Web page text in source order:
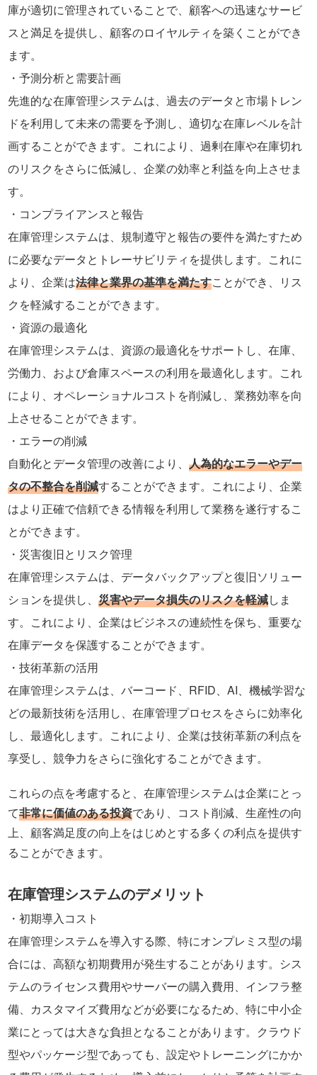
庫が適切に管理されていることで、顧客への迅速なサービ
スと満足を提供し、顧客のロイヤルティを築くことができ
ます。
予測分析と需要計画
先進的な在庫管理システムは、過去のデータと市場トレン
ドを利用して未来の需要を予測し、適切な在庫レベルを計
画することができます。これにより、過剰在庫や在庫切れ
のリスクをさらに低減し、企業の効率と利益を向上させま
す。
コンプライアンスと報告
在庫管理システムは、規制遵守と報告の要件を満たすため
に必要なデータとトレーサビリティを提供します。これに
より、企業は法律と業界の基準を満たすことができ、リス
クを軽減することができます。
資源の最適化
在庫管理システムは、資源の最適化をサポートし、在庫、
労働力、および倉庫スペースの利用を最適化します。これ
により、オペレーショナルコストを削減し、業務効率を向
上させることができます。
エラーの削減
自動化とデータ管理の改善により、人為的なエラーやデー
タの不整合を削減することができます。これにより、企業
はより正確で信頼できる情報を利用して業務を遂行するこ
とができます。
災害復旧とリスク管理
在庫管理システムは、データバックアップと復旧ソリュー
ションを提供し、災害やデータ損失のリスクを軽減しま
す。これにより、企業はビジネスの連続性を保ち、重要な
在庫データを保護することができます。
技術革新の活用
在庫管理システムは、バーコード、RFID、AI、機械学習な
どの最新技術を活用し、在庫管理プロセスをさらに効率化
し、最適化します。これにより、企業は技術革新の利点を
享受し、競争力をさらに強化することができます。
これらの点を考慮すると、在庫管理システムは企業にとっ
て非常に価値のある投資であり、コスト削減、生産性の向
上、顧客満足度の向上をはじめとする多くの利点を提供す
ることができます。
在庫管理システムのデメリット
初期導入コスト
在庫管理システムを導入する際、特にオンプレミス型の場
合には、高額な初期費用が発生することがあります。シス
テムのライセンス費用やサーバーの購入費用、インフラ整
備、カスタマイズ費用などが必要になるため、特に中小企
業にとっては大きな負担となることがあります。クラウド
型やパッケージ型であっても、設定やトレーニングにかか